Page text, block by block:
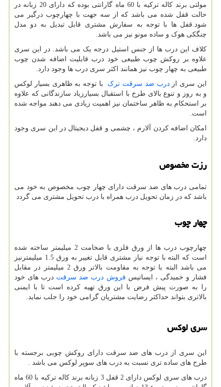
مولتی برند کاله ترکیه با 60 ماه گارانتی بوده که دارای 20 زبانه در
حالت قفل شده می باشد که از سه جهت با چهارچوب درگیر می
شود.قفل ها با توجه به سفارش مشتری قابل تبدیل به دو مدل
چنگکی هوک و ساده مونو نیز می باشد.
کلاف این درب ها از جنس استیل درجه یک می باشد. در این سری
علاوه بر روکش چوب طبیعی خود درب قابلیت اضافه شدن چوب
طبیعی به چهار چوب نیز همانند اکثر سری درب ها وجود دارد.
این سری ازدرب ضد سرقت ترک با توجه به ظاهری بسیار لوکس
و به روز و تنوع بالای طرح با استقبال بسیارزیاد سازندگانی که علاوه
بر استحکام به ظاهر ساختمان نیز اهمیت زیادی می دهند مواجه شده
است.
امکان اضافه کردن آلارم ، چشمی و قفل دیجیتال در این سری وجود
دارد.
رزت مخصوص
تمامی درب های ضد سرقت دارای چهار چوب مخصوص به خود می
باشد که در زمان تحویل درب همراه با درب تحویل مشتری می گردد
چهار چوب
چهارچوب درب ها از ورق فلزی با ضخامت 2 میلیمتر ساخته شده
است که البته با توجه نیاز مشتری قابل تغییر به ورق 1.5 میلیمترنیز
می باشد البته با توجه به مقاومت بالاتر ورق 2 میلیمتر در مقابل
فشار و خمیدگی ، ایساتیس فروش درب ضد سرقت درب های خود
را به صورت پیش فرض با این ورق تهیه کرده است تا با ایمنی
بالاتری بتواند حداکثر رضایت مشتریان گرامی خود را جلب نماید.
سری لوکس
این سری از درب های ضد سرقت دارای روکش چوبی برجسته با
طرح های ساده تری نسبت به درب های سوپر لوکس می باشد .
درب های سری لوکس دارای 2 قفل 3 زبانه برند کاله ترکیه با 60 ماه